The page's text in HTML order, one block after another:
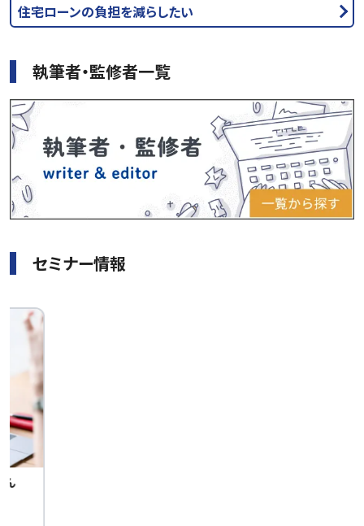
住宅ローンの負担を減らしたい
執筆者・監修者一覧
セミナー情報
ん